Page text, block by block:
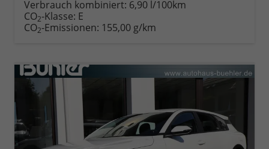
Verbrauch kombiniert: 6,90 l/100km
CO2-Klasse: E
CO2-Emissionen: 155,00 g/km